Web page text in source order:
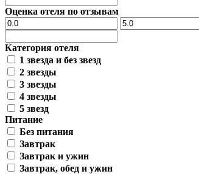
Оценка отеля по отзывам
Категория отеля
1 звезда и без звезд
2 звезды
3 звезды
4 звезды
5 звезд
Питание
Без питания
Завтрак
Завтрак и ужин
Завтрак, обед и ужин